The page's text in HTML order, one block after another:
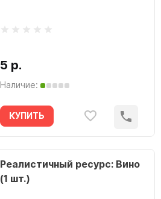
5 р.
Наличие:
КУПИТЬ
Реалистичный ресурс: Вино
(1 шт.)